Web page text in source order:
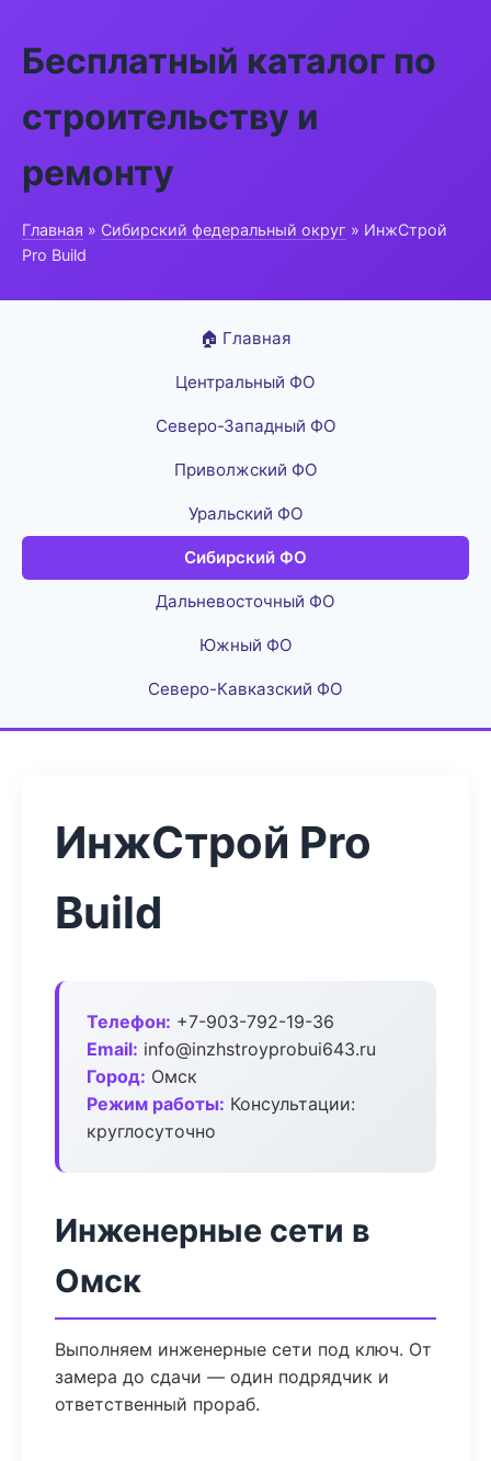
Бесплатный каталог по
строительству и
ремонту
Главная » Сибирский федеральный округ » ИнжСтрой
Pro Build
🏠 Главная
Центральный ФО
Северо-Западный ФО
Приволжский ФО
Уральский ФО
Сибирский ФО
Дальневосточный ФО
Южный ФО
Северо-Кавказский ФО
ИнжСтрой Pro
Build
Телефон: +7-903-792-19-36
Email: info@inzhstroyprobui643.ru
Город: Омск
Режим работы: Консультации:
круглосуточно
Инженерные сети в
Омск
Выполняем инженерные сети под ключ. От
замера до сдачи — один подрядчик и
ответственный прораб.